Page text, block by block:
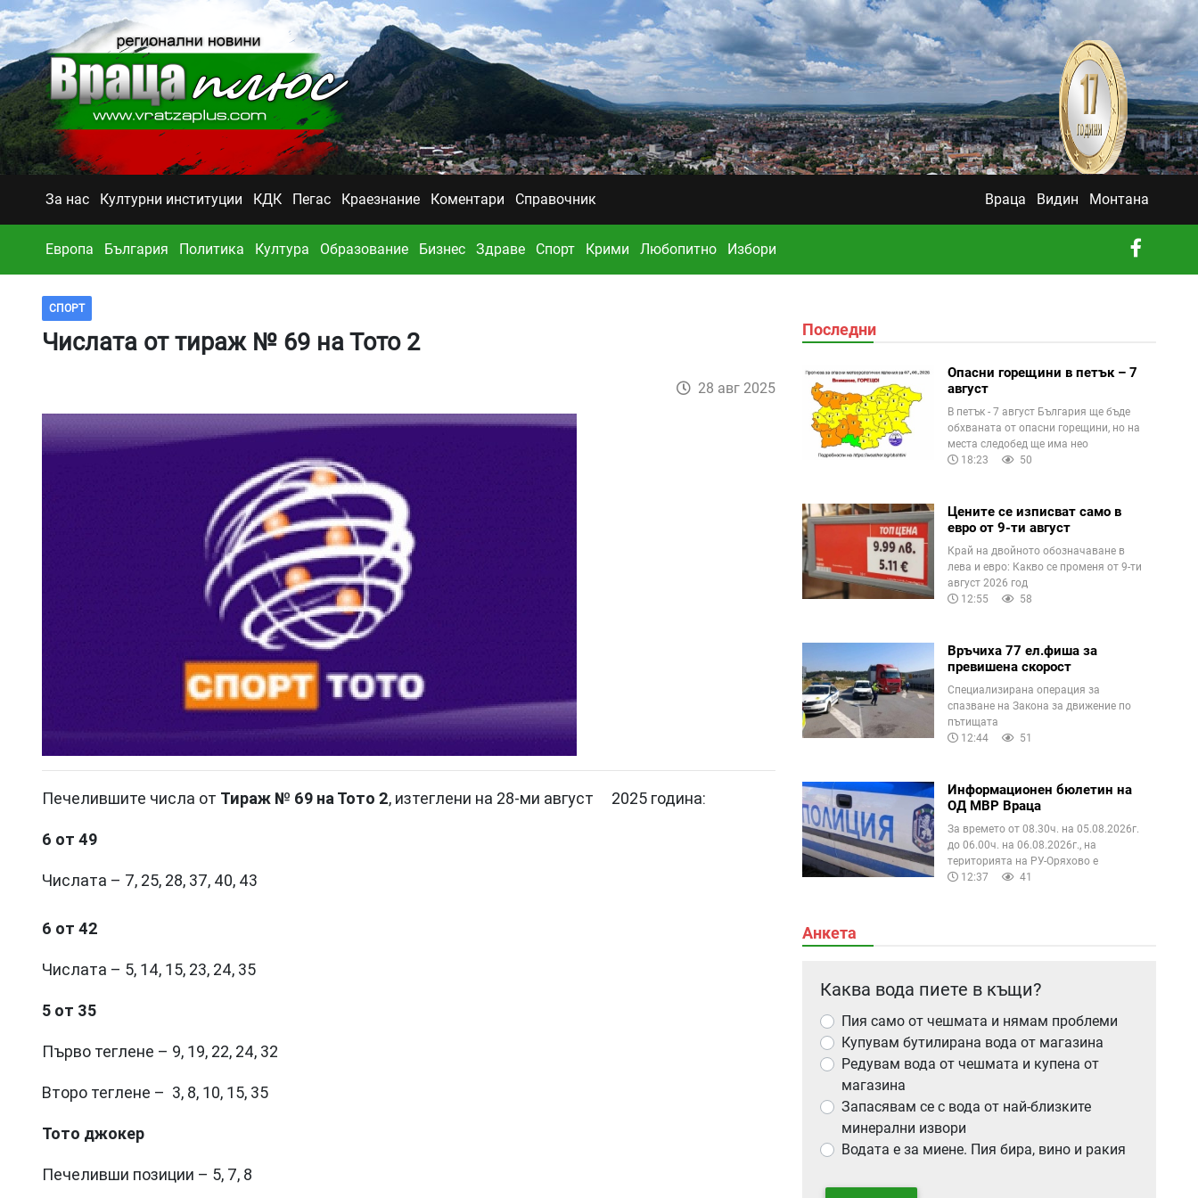
За нас Културни институции КДК Пегас Краезнание Коментари Справочник Враца Видин Монтана
Европа България Политика Култура Образование Бизнес Здраве Спорт Крими Любопитно Избори
СПОРТ
Числата от тираж № 69 на Тото 2
28 авг 2025
Печелившите числа от Тираж № 69 на Тото 2, изтеглени на 28-ми август 2025 година:
6 от 49
Числата – 7, 25, 28, 37, 40, 43
6 от 42
Числата – 5, 14, 15, 23, 24, 35
5 от 35
Първо теглене – 9, 19, 22, 24, 32
Второ теглене – 3, 8, 10, 15, 35
Тото джокер
Печеливши позиции – 5, 7, 8
Последни
Опасни горещини в петък – 7
август
В петък - 7 август България ще бъде
обхваната от опасни горещини, но на
места следобед ще има нео
18:23
50
Цените се изписват само в
евро от 9-ти август
Край на двойното обозначаване в
лева и евро: Какво се променя от 9-ти
август 2026 год
12:55
58
Връчиха 77 ел.фиша за
превишена скорост
Специализирана операция за
спазване на Закона за движение по
пътищата
12:44
51
Информационен бюлетин на
ОД МВР Враца
За времето от 08.30ч. на 05.08.2026г.
до 06.00ч. на 06.08.2026г., на
територията на РУ-Оряхово е
12:37
41
Анкета
Каква вода пиете в къщи?
Пия само от чешмата и нямам проблеми
Купувам бутилирана вода от магазина
Редувам вода от чешмата и купена от
магазина
Запасявам се с вода от най-близките
минерални извори
Водата е за миене. Пия бира, вино и ракия